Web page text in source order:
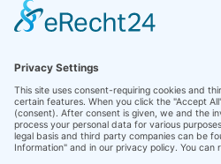
Contacto
Infothek
LEGAL